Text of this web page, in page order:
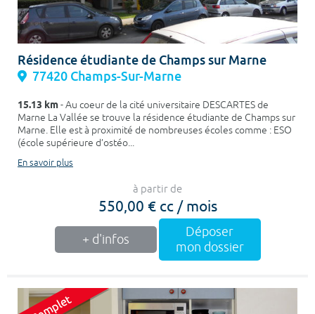
Résidence étudiante de Champs sur Marne
77420 Champs-Sur-Marne
15.13 km- Au coeur de la cité universitaire DESCARTES de
Marne La Vallée se trouve la résidence étudiante de Champs sur
Marne. Elle est à proximité de nombreuses écoles comme : ESO
(école supérieure d’ostéo...
En savoir plus
à partir de
550,00 € cc / mois
+ d'infos
Déposer
mon dossier